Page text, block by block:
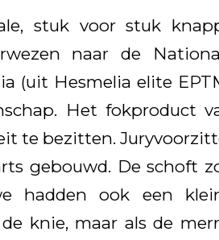
stuk voor stuk
naar de
(uit Hesmelia elite
Het fokproduct
te bezitten.
gebouwd. De schoft
hadden ook een
knie, maar als de